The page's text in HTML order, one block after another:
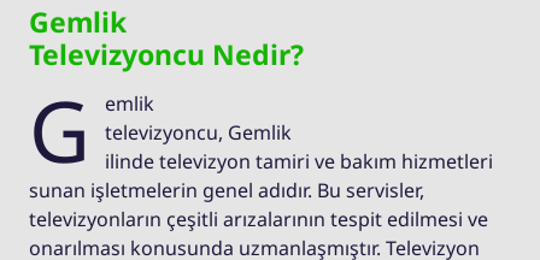
Gemlik
Televizyoncu Nedir?
G
emlik
televizyoncu, Gemlik
ilinde televizyon tamiri ve bakım hizmetleri
sunan işletmelerin genel adıdır. Bu servisler,
televizyonların çeşitli arızalarının tespit edilmesi ve
onarılması konusunda uzmanlaşmıştır. Televizyon